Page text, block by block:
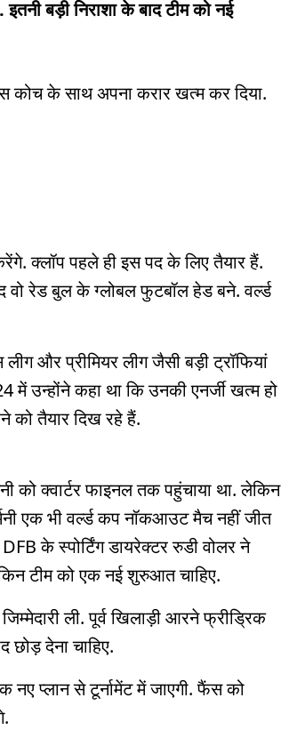
बड़ी निराशा के बाद टीम को नई
के साथ अपना करार खत्म कर दिया.
क्लॉप पहले ही इस पद के लिए तैयार हैं.
रेड बुल के ग्लोबल फुटबॉल हेड बने. वर्ल्ड
और प्रीमियर लीग जैसी बड़ी ट्रॉफियां
उन्होंने कहा था कि उनकी एनर्जी खत्म हो
को तैयार दिख रहे हैं.
को क्वार्टर फाइनल तक पहुंचाया था. लेकिन
एक भी वर्ल्ड कप नॉकआउट मैच नहीं जीत
के स्पोर्टिंग डायरेक्टर रुडी वोलर ने
टीम को एक नई शुरुआत चाहिए.
ली. पूर्व खिलाड़ी आरने फ्रीड्रिक
देना चाहिए.
नए प्लान से टूर्नामेंट में जाएगी. फैंस को